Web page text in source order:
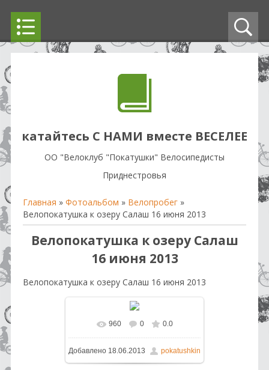
катайтесь С НАМИ вместе ВЕСЕЛЕЕ
OO "Велоклуб "Покатушки" Велосипедисты
Приднестровья
Главная » Фотоальбом » Велопробег »
Велопокатушка к озеру Салаш 16 июня 2013
Велопокатушка к озеру Салаш
16 июня 2013
Велопокатушка к озеру Салаш 16 июня 2013
В реальном размере 1600x1200
/ 229.4Kb
960 0 0.0
Добавлено 18.06.2013 pokatushkin